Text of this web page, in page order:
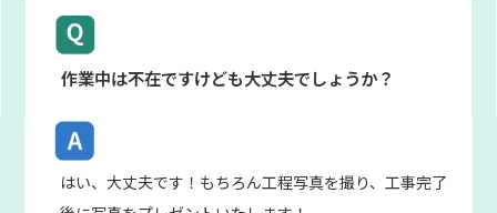
作業中は不在ですけども大丈夫でしょうか？
はい、大丈夫です！もちろん工程写真を撮り、工事完了